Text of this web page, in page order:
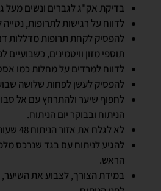
בדיקת אק"ג לגברים ונשים מעל גיל
לדווח על רגישות לתרופות,
להפסיק לקחת תרופות מדללות
תוספי מזון וויטמינים, כשבועיים
לדווח למרדים על מחלות כמו
להפסיק לעשן לפחות שלושה
לחפוף שיער ולהתרחץ עם אל
הניתוח ובבוקר יום הניתוח.
לא לגלח את אזור הניתוח 48 שעות לפני הניתוח.
להגיע לניתוח עם בגד שנרכס
הראש.
במידת הצורך, לצבוע את השיער,